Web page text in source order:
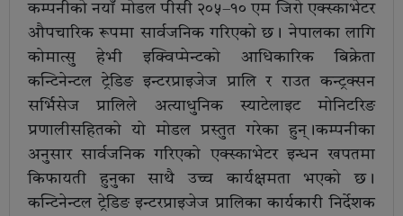
कम्पनीको नयाँ मोडल पीसी २०५–१० एम जिरो एक्स्काभेटर
औपचारिक रूपमा सार्वजनिक गरिएको छ। नेपालका लागि
कोमात्सु हेभी इक्विप्मेन्टको आधिकारिक बिक्रेता
कन्टिनेन्टल ट्रेडिङ इन्टरप्राइजेज प्रालि र राउत कन्ट्रक्सन
सर्भिसेज प्रालिले अत्याधुनिक स्याटेलाइट मोनिटरिङ
प्रणालीसहितको यो मोडल प्रस्तुत गरेका हुन्।कम्पनीका
अनुसार सार्वजनिक गरिएको एक्स्काभेटर इन्धन खपतमा
किफायती हुनुका साथै उच्च कार्यक्षमता भएको छ।
कन्टिनेन्टल ट्रेडिङ इन्टरप्राइजेज प्रालिका कार्यकारी निर्देशक